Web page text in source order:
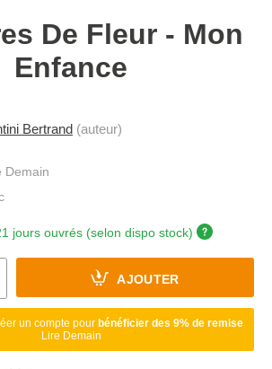
De Fleur - Mon
Enfance
Bertrand (auteur)
jours ouvrés (selon dispo stock)
AJOUTER
un compte pour bénéficier des 9% de remise
Lire Demain